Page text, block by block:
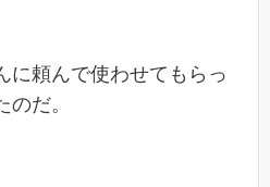
に頼んで使わせてもらっ
だ。